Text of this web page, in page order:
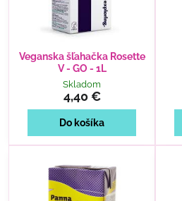
Veganska šľahačka Rosette
V - GO - 1L
Skladom
4,40 €
Do košíka